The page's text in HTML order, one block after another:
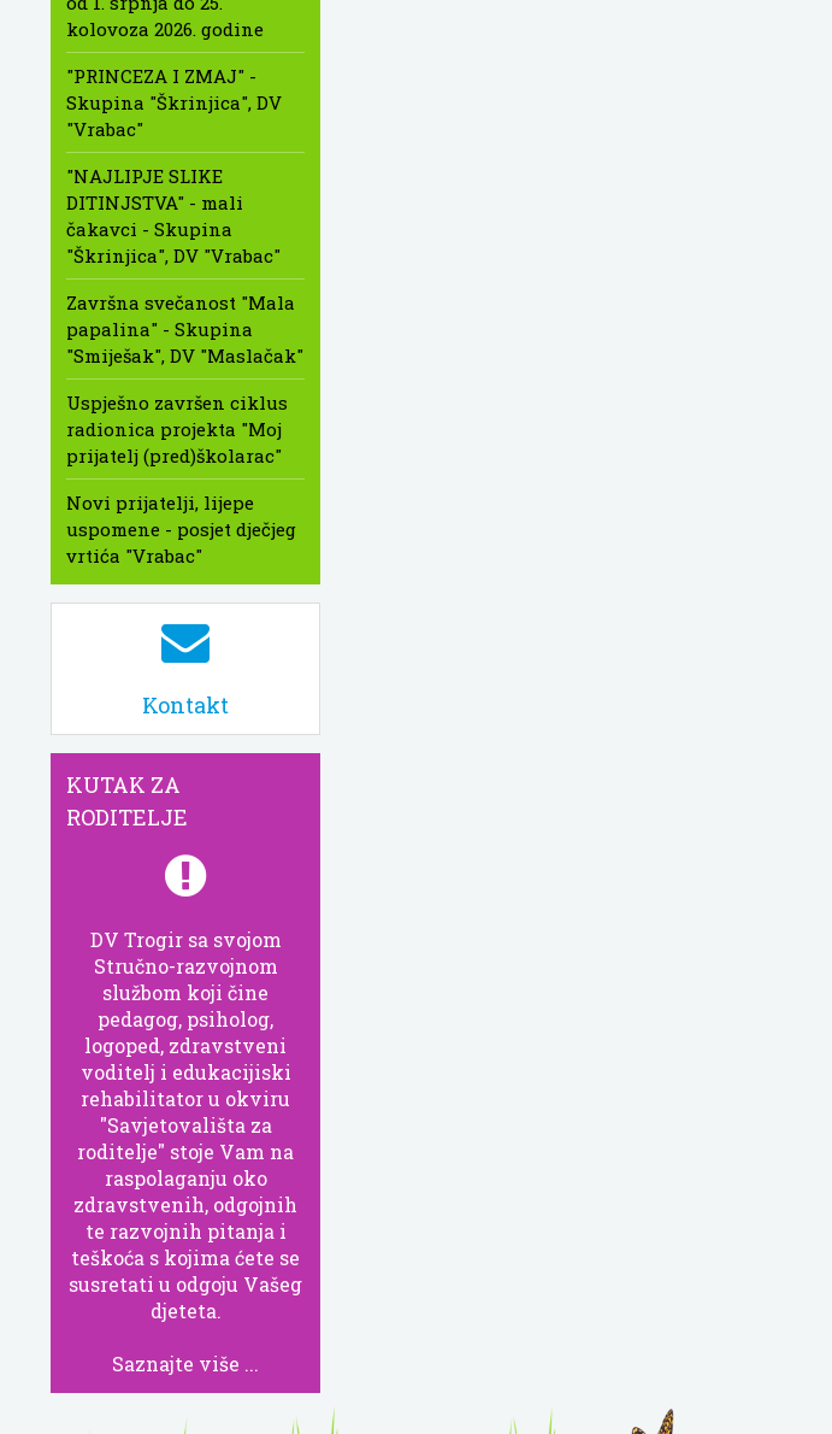
kolovoza 2026. godine
"PRINCEZA I ZMAJ" -
Skupina "Škrinjica", DV
"Vrabac"
"NAJLIPJE SLIKE
DITINJSTVA" - mali
čakavci - Skupina
"Škrinjica", DV "Vrabac"
Završna svečanost "Mala
papalina" - Skupina
"Smiješak", DV "Maslačak"
Uspješno završen ciklus
radionica projekta "Moj
prijatelj (pred)školarac"
Novi prijatelji, lijepe
uspomene - posjet dječjeg
vrtića "Vrabac"
Kontakt
KUTAK ZA
RODITELJE
DV Trogir sa svojom
Stručno-razvojnom
službom koji čine
pedagog, psiholog,
logoped, zdravstveni
voditelj i edukacijiski
rehabilitator u okviru
"Savjetovališta za
roditelje" stoje Vam na
raspolaganju oko
zdravstvenih, odgojnih
te razvojnih pitanja i
teškoća s kojima ćete se
susretati u odgoju Vašeg
djeteta.
Saznajte više ...